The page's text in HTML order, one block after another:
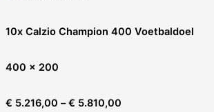
10x Calzio Champion 400 Voetbaldoel
400 x 200
€ 5.216,00 –€ 5.810,00